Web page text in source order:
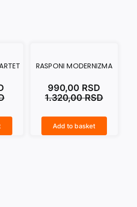
RASPONI MODERNIZMA
1.320,00RSD
990,00 RSD
Add to basket